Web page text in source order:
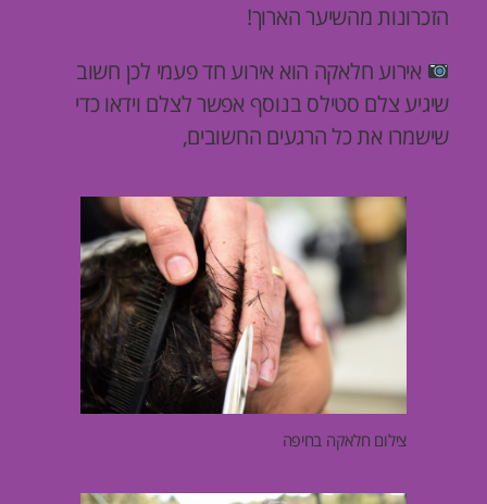
הזכרונות מהשיער הארוך!
אירוע חלאקה הוא אירוע חד פעמי לכן חשוב
שיגיע צלם סטילס בנוסף אפשר לצלם וידאו כדי
שישמרו את כל הרגעים החשובים,
צילום חלאקה בחיפה